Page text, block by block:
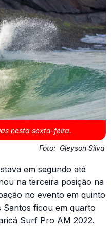
nesta sexta-feira.
Foto: Gleyson Silva
em segundo até
na terceira posição na
no evento em quinto
Santos ficou em quarto
Surf Pro AM 2022.